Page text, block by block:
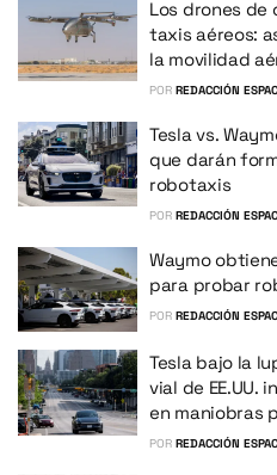
Los drones de
taxis aéreos:
la movilidad
POR REDACCIÓN
Tesla vs.
que darán
robotaxis
POR REDACCIÓN
Waymo
para probar
POR REDACCIÓN
Tesla bajo la
vial de EE.UU.
en maniobras
POR REDACCIÓN